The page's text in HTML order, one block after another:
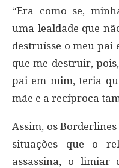
“Era como se,
uma lealdade que
destruísse o meu pai
que me destruir,
pai em mim, teria
mãe e a recíproca
Assim, os
situações que o
assassina, o limiar